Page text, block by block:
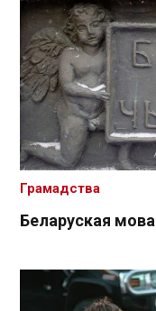
Беларуская
Грамадства